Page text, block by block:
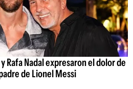
Rafa Nadal expresaron el dolor de
de Lionel Messi